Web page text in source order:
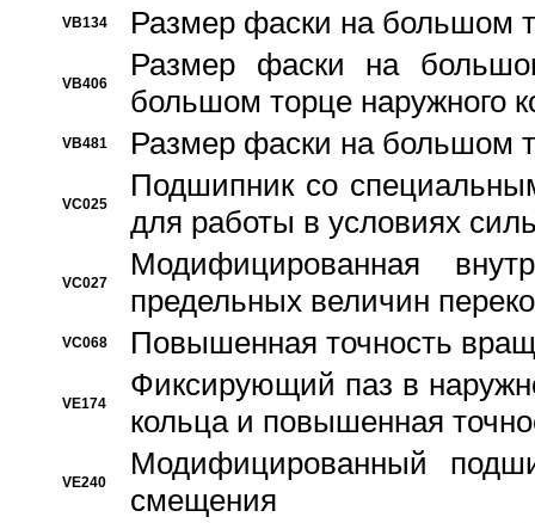
VB134 Размер фаски на большом
VB406
Размер фаски на
большом торце наружного
VB481 Размер фаски на большом
VC025
Подшипник со
для работы в условиях
VC027
Модифицированная
предельных величин
VC068 Повышенная точность
VE174
Фиксирующий паз в
кольца и повышенная
VE240
Модифицированный
смещения